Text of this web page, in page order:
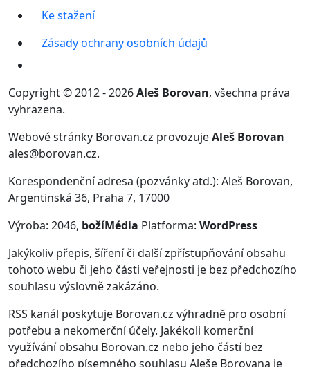
Ke stažení
Zásady ochrany osobních údajů
Copyright © 2012 - 2026Aleš Borovan, všechna práva
vyhrazena.
Webové stránky Borovan.cz provozujeAleš Borovan
ales@borovan.cz.
Korespondenční adresa (pozvánky atd.): Aleš Borovan,
Argentinská 36, Praha 7, 17000
Výroba: 2046, božíMédia Platforma: WordPress
Jakýkoliv přepis, šíření či další zpřístupňování obsahu
tohoto webu či jeho části veřejnosti je bez předchozího
souhlasu výslovně zakázáno.
RSS kanál poskytuje Borovan.cz výhradně pro osobní
potřebu a nekomerční účely. Jakékoli komerční
využívání obsahu Borovan.cz nebo jeho částí bez
předchozího písemného souhlasu Aleše Borovana je